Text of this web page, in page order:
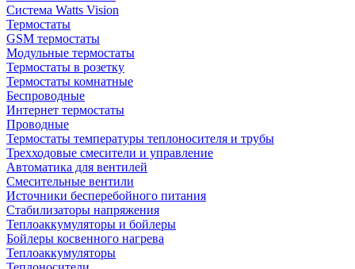
Система Watts Vision
Термостаты
GSM термостаты
Модульные термостаты
Термостаты в розетку
Термостаты комнатные
Беспроводные
Интернет термостаты
Проводные
Термостаты температуры теплоносителя и трубы
Трехходовые смесители и управление
Автоматика для вентилей
Смесительные вентили
Источники бесперебойного питания
Стабилизаторы напряжения
Теплоаккумуляторы и бойлеры
Бойлеры косвенного нагрева
Теплоаккумуляторы